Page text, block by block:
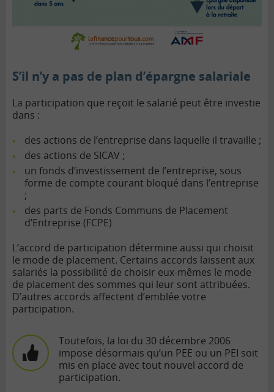
S’il n’y a pas de plan d’épargne salariale
La participation que reçoit le salarié peut être investie
dans :
des actions de l’entreprise dans laquelle il travaille ;
des actions de SICAV ;
un fonds d’investissement de l’entreprise, sous
forme de compte courant bloqué dans l’entreprise
;
des parts de Fonds Communs de Placement
d’Entreprise (FCPE)
L’accord de participation détermine aussi qui choisit
le mode de placement. Certains accords laissent aux
salariés la possibilité de choisir eux-mêmes le mode
de placement des sommes qui leur sont attribuées.
D’autres accords affectent d’emblée votre
participation.
Toutefois, la loi du 30 décembre 2006
impose désormais qu’un PEE ou un PEI soit
mis en place avec tout nouvel accord de
participation.